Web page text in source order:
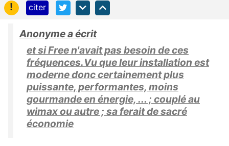
!
citer
Anonyme a écrit
et si Free n'avait pas besoin de ces
fréquences.Vu que leur installation est
moderne donc certainement plus
puissante, performantes, moins
gourmande en énergie, ... ; couplé au
wimax ou autre ; sa ferait de sacré
économie